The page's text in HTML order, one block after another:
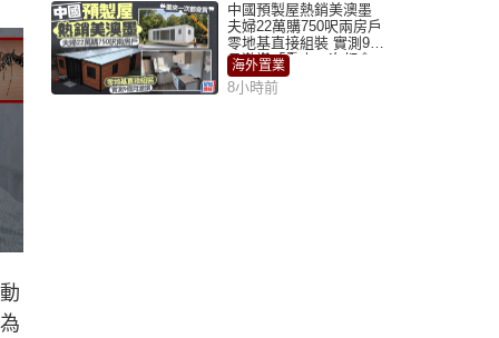
中國預製屋熱銷美澳墨
夫婦22萬購750呎兩房戶
零地基直接組裝 實測9個
月激讚「重來一次都會
買」
海外置業
8小時前